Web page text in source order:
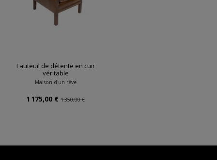
Fauteuil de détente en cuir
véritable
Maison d'un rêve
1 175,00 € 1 350,00 €